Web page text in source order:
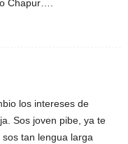
Chapur….
los intereses de
Sos joven pibe, ya te
tan lengua larga